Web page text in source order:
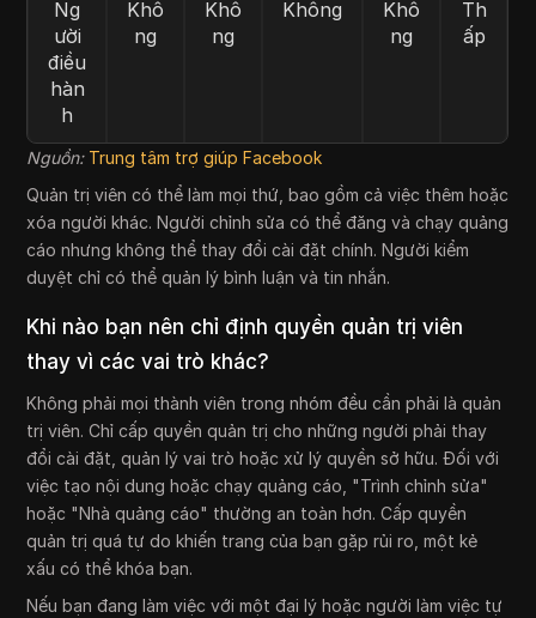
Ng
ười
điều
hàn
h
Khô
ng
Khô
ng
Không
Khô
ng
Th
ấp
Nguồn: Trung tâm trợ giúp Facebook
Quản trị viên có thể làm mọi thứ, bao gồm cả việc thêm hoặc
xóa người khác. Người chỉnh sửa có thể đăng và chạy quảng
cáo nhưng không thể thay đổi cài đặt chính. Người kiểm
duyệt chỉ có thể quản lý bình luận và tin nhắn.
Khi nào bạn nên chỉ định quyền quản trị viên
thay vì các vai trò khác?
Không phải mọi thành viên trong nhóm đều cần phải là quản
trị viên. Chỉ cấp quyền quản trị cho những người phải thay
đổi cài đặt, quản lý vai trò hoặc xử lý quyền sở hữu. Đối với
việc tạo nội dung hoặc chạy quảng cáo, "Trình chỉnh sửa"
hoặc "Nhà quảng cáo" thường an toàn hơn. Cấp quyền
quản trị quá tự do khiến trang của bạn gặp rủi ro, một kẻ
xấu có thể khóa bạn.
Nếu bạn đang làm việc với một đại lý hoặc người làm việc tự